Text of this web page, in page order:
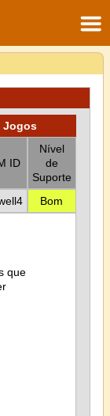
Jogos
ID
Nível
de
Suporte
Bom
que